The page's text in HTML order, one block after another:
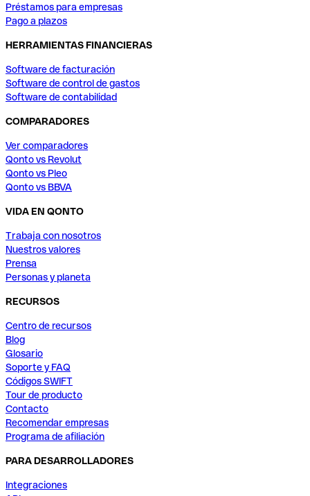
Préstamos para empresas
Pago a plazos
HERRAMIENTAS FINANCIERAS
Software de facturación
Software de control de gastos
Software de contabilidad
COMPARADORES
Ver comparadores
Qonto vs Revolut
Qonto vs Pleo
Qonto vs BBVA
VIDA EN QONTO
Trabaja con nosotros
Nuestros valores
Prensa
Personas y planeta
RECURSOS
Centro de recursos
Blog
Glosario
Soporte y FAQ
Códigos SWIFT
Tour de producto
Contacto
Recomendar empresas
Programa de afiliación
PARA DESARROLLADORES
Integraciones